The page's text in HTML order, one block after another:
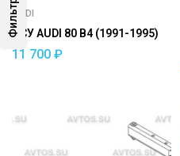
Фильтры
AUDI
ТСУ AUDI 80 B4 (1991-1995)
11 700 ₽